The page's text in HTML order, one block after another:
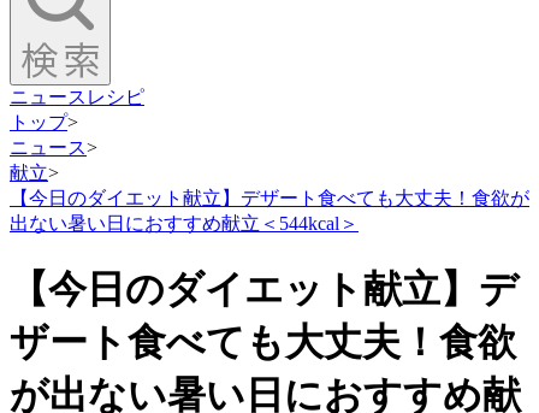
ニュース レシピ
トップ>
ニュース>
献立>
【今日のダイエット献立】デザート食べても大丈夫！食欲が
出ない暑い日におすすめ献立＜544kcal＞
【今日のダイエット献立】デ
ザート食べても大丈夫！食欲
が出ない暑い日におすすめ献